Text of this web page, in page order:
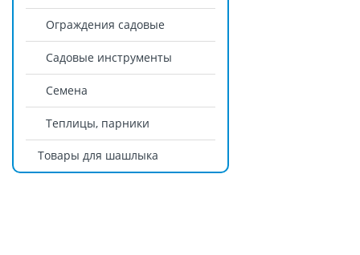
Ограждения садовые
Садовые инструменты
Семена
Теплицы, парники
Товары для шашлыка